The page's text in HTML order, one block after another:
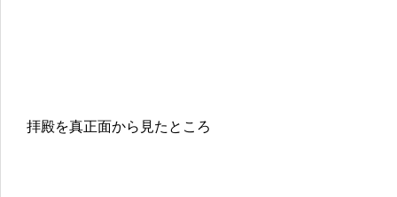
拝殿を真正面から見たところ